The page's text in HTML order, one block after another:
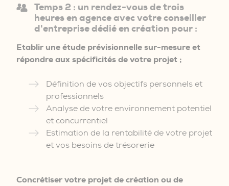
Temps 2 : un rendez-vous de trois
heures en agence avec votre conseiller
d'entreprise dédié en création pour :
Etablir une étude prévisionnelle sur-mesure et
répondre aux spécificités de votre projet ;
Définition de vos objectifs personnels et
professionnels
Analyse de votre environnement potentiel
et concurrentiel
Estimation de la rentabilité de votre projet
et vos besoins de trésorerie
Concrétiser votre projet de création ou de